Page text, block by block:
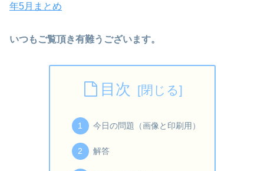
年5月まとめ
いつもご覧頂き有難うございます。
目次
今日の問題（画像と印刷用）
解答